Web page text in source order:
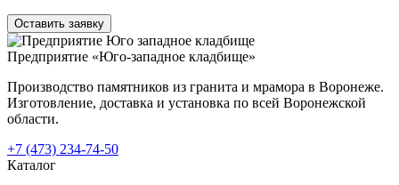
Оставить заявку
Предприятие «Юго-западное кладбище»
Производство памятников из гранита и мрамора в Воронеже.
Изготовление, доставка и установка по всей Воронежской
области.
+7 (473) 234-74-50
Каталог